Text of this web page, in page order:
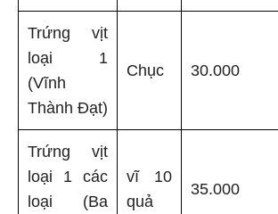
Trứng vịt
loại 1
(Vĩnh
Thành Đạt)
Chục 30.000
Trứng vịt
loại 1 các
loại (Ba
vĩ 10
quả
35.000